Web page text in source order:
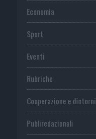
Economia
Sport
Eventi
Rubriche
Cooperazione e dintorni
Publiredazionali